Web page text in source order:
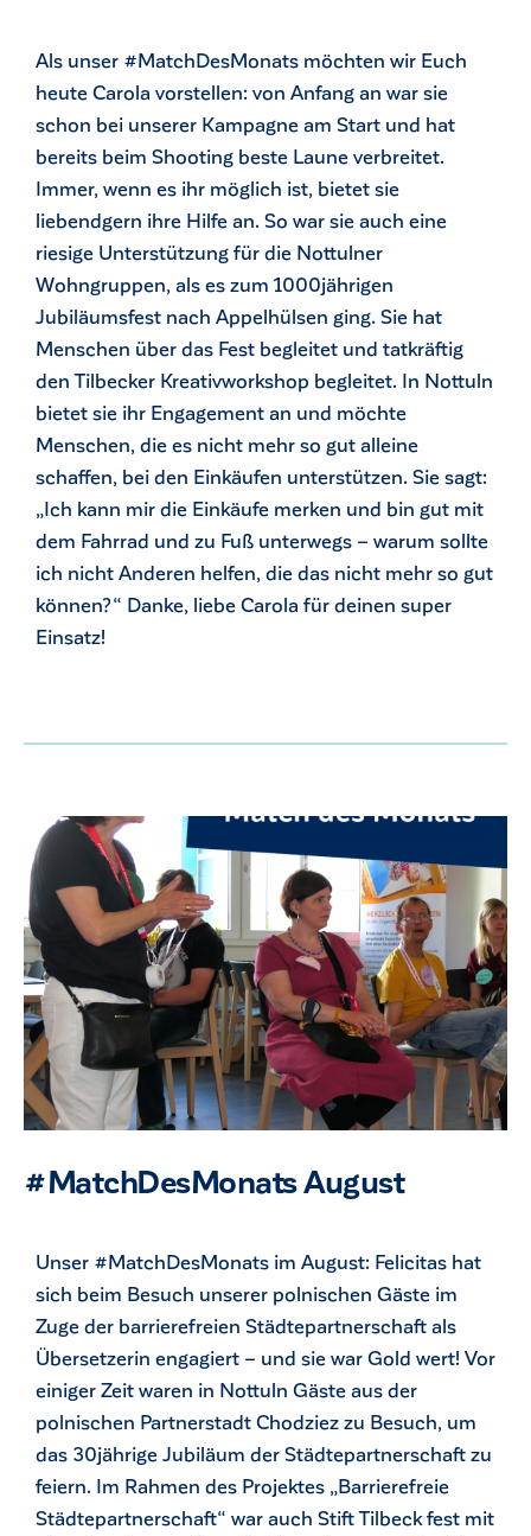
Als unser #MatchDesMonats möchten wir Euch
heute Carola vorstellen: von Anfang an war sie
schon bei unserer Kampagne am Start und hat
bereits beim Shooting beste Laune verbreitet.
Immer, wenn es ihr möglich ist, bietet sie
liebendgern ihre Hilfe an. So war sie auch eine
riesige Unterstützung für die Nottulner
Wohngruppen, als es zum 1000jährigen
Jubiläumsfest nach Appelhülsen ging. Sie hat
Menschen über das Fest begleitet und tatkräftig
den Tilbecker Kreativworkshop begleitet. In Nottuln
bietet sie ihr Engagement an und möchte
Menschen, die es nicht mehr so gut alleine
schaffen, bei den Einkäufen unterstützen. Sie sagt:
„Ich kann mir die Einkäufe merken und bin gut mit
dem Fahrrad und zu Fuß unterwegs – warum sollte
ich nicht Anderen helfen, die das nicht mehr so gut
können?“ Danke, liebe Carola für deinen super
Einsatz!
#MatchDesMonats August
Unser #MatchDesMonats im August: Felicitas hat
sich beim Besuch unserer polnischen Gäste im
Zuge der barrierefreien Städtepartnerschaft als
Übersetzerin engagiert – und sie war Gold wert! Vor
einiger Zeit waren in Nottuln Gäste aus der
polnischen Partnerstadt Chodziez zu Besuch, um
das 30jährige Jubiläum der Städtepartnerschaft zu
feiern. Im Rahmen des Projektes „Barrierefreie
Städtepartnerschaft“ war auch Stift Tilbeck fest mit